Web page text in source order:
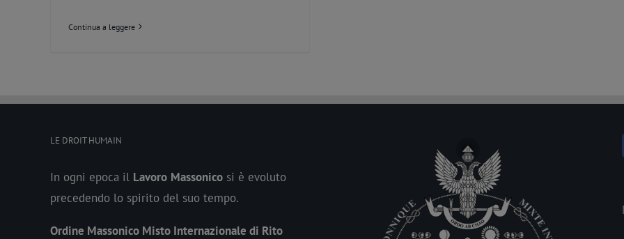
Continua a leggere
LE DROIT HUMAIN
In ogni epoca il Lavoro Massonico si è evoluto
precedendo lo spirito del suo tempo.
Ordine Massonico Misto Internazionale di Rito